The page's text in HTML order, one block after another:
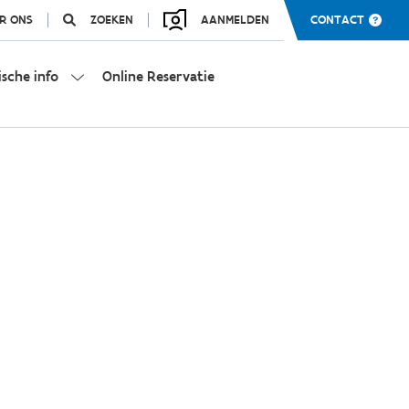
ONS ZOEKEN AANMELDEN CONTACT
info Online Reservatie